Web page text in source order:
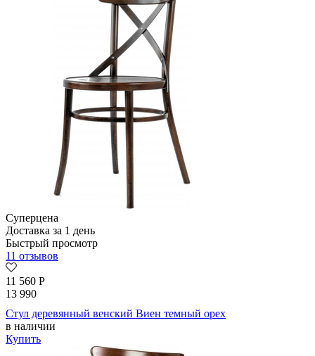
Суперцена
Доставка за 1 день
Быстрый просмотр
11 отзывов
11 560 Р
13 990
Стул деревянный венский Виен темный орех
в наличии
Купить